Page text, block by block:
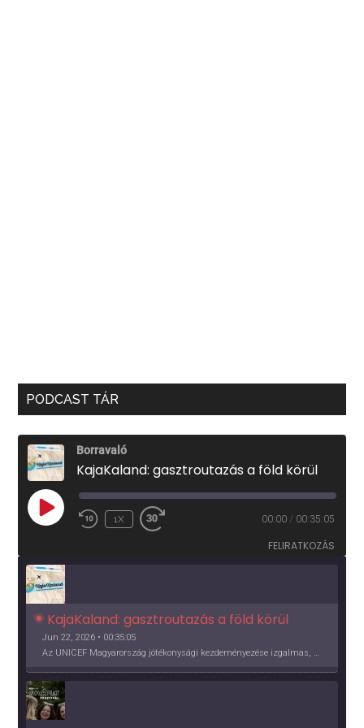
PODCAST TÁR
Borravaló
KajaKaland: gasztroutazás a föld körül
PLAY
EPISODE
1X 00:00 / 00:35:05
FELIRATKOZÁS
KajaKaland: gasztroutazás a föld körül
Jun 22, 2026 • 00:35:05
Az UNICEF Magyarország jótékonysági kezdeményezése izgalmas, egész éves világkörüli ízutazásra hív, igazi családi program és gasztroedukáció, illetve segítség a rászorulóknak is egyben.